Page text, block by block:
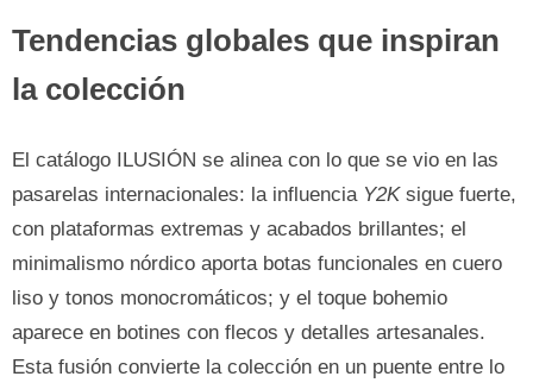
Tendencias globales que inspiran
la colección
El catálogo ILUSIÓN se alinea con lo que se vio en las
pasarelas internacionales: la influencia Y2Ksigue fuerte,
con plataformas extremas y acabados brillantes; el
minimalismo nórdico aporta botas funcionales en cuero
liso y tonos monocromáticos; y el toque bohemio
aparece en botines con flecos y detalles artesanales.
Esta fusión convierte la colección en un puente entre lo